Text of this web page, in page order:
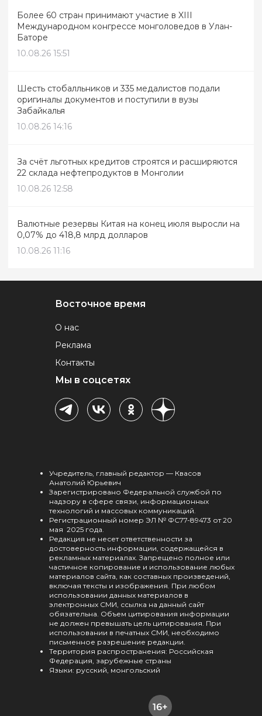
Более 60 стран принимают участие в XIII
Международном конгрессе монголоведов в Улан-
Баторе
10.08.26 15:51
Шесть стобалльников и 335 медалистов подали
оригиналы документов и поступили в вузы
Забайкалья
10.08.26 14:16
За счёт льготных кредитов строятся и расширяются
22 склада нефтепродуктов в Монголии
10.08.26 12:58
Валютные резервы Китая на конец июля выросли на
0,07% до 418,8 млрд долларов
10.08.26 11:16
Восточное время
О нас
Реклама
Контакты
Мы в соцсетях
Учредитель, главный редактор — Квасов
Анатолий Юрьевич
Зарегистрировано Федеральной службой по
надзору в сфере связи, информационных
технологий и массовых коммуникаций.
Регистрационный номер ЭЛ № ФС77-89473 от 20
мая 2025 года.
Редакция не несет ответственности за
достоверность информации, содержащейся в
рекламных материалах. Запрещено полное или
частичное копирование и использование любых
материалов сайта, как составных произведений,
включая тексты и изображения. При любом
использовании данных материалов в
электронных СМИ, ссылка на данный сайт
обязательна. Объем цитирования информации
не должен превышать цель цитирования. При
использовании в печатных СМИ, необходимо
письменное разрешение редакции.
Территория распространения: Российская
Федерация, зарубежные страны
Языки: русский, монгольский